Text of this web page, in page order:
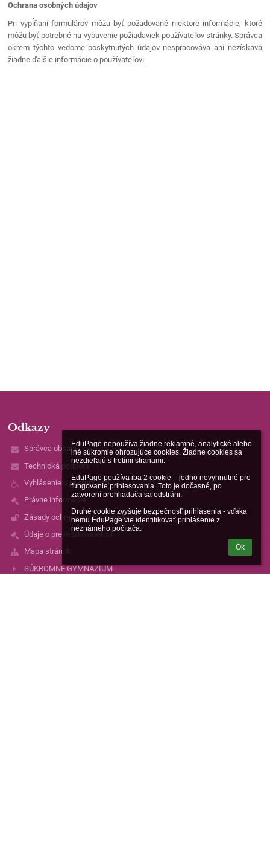
EduPage nepoužíva žiadne reklamné, analytické alebo
iné súkromie ohrozujúce cookies. Žiadne cookies sa
nezdieľajú s tretími stranami.
EduPage používa iba 2 cookie – jedno nevyhnutné pre
fungovanie prihlasovania. Toto je dočasné, po
zatvorení prehliadača sa odstráni.
Druhé cookie zvyšuje bezpečnosť prihlásenia - vďaka
nemu EduPage vie identifikovať prihlásenie z
neznámeho počítača.
Ok
Ochrana osobných údajov
Pri vypĺňaní formulárov môžu byť požadované niektoré informácie, ktoré
môžu byť potrebné na vybavenie požiadaviek používateľov stránky. Správca
okrem týchto vedome poskytnutých údajov nespracováva ani nezískava
žiadne ďalšie informácie o používateľovi.
Odkazy
Správca obsahu
Technická podpora
Vyhlásenie o prístupnosti
Právne informácie
Zásady ochrany osobných údajov
Údaje o prevádzkovateľovi
Mapa stránok
SÚKROMNÉ GYMNÁZIUM